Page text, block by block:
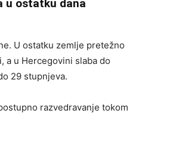
u ostatku dana
U ostatku zemlje pretežno
a u Hercegovini slaba do
29 stupnjeva.
razvedravanje tokom